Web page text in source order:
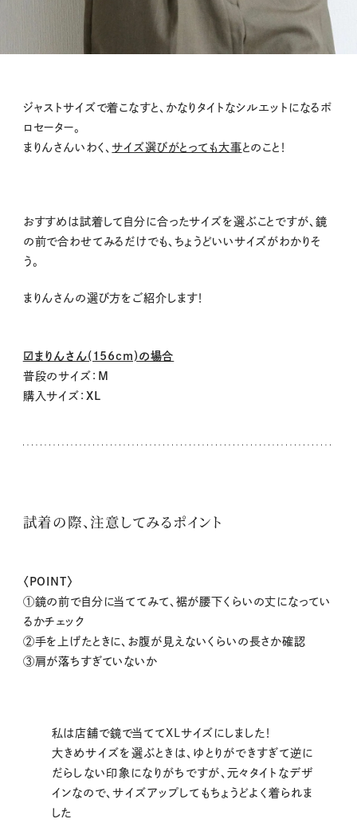
ジャストサイズで着こなすと、かなりタイトなシルエットになるポ
ロセーター。
まりんさんいわく、サイズ選びがとっても大事とのこと！
おすすめは試着して自分に合ったサイズを選ぶことですが、鏡
の前で合わせてみるだけでも、ちょうどいいサイズがわかりそ
う。
まりんさんの選び方をご紹介します！
☑まりんさん(156cm)の場合
普段のサイズ： M
購入サイズ： XL
試着の際、注意してみるポイント
〈POINT〉
①鏡の前で自分に当ててみて、裾が腰下くらいの丈になってい
るかチェック
②手を上げたときに、お腹が見えないくらいの長さか確認
③肩が落ちすぎていないか
私は店舗で鏡で当ててXLサイズにしました！
大きめサイズを選ぶときは、ゆとりができすぎて逆に
だらしない印象になりがちですが、元々タイトなデザ
インなので、サイズアップしてもちょうどよく着られま
した